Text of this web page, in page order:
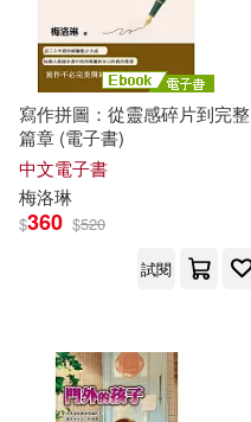
寫作拼圖：從靈感碎片到完整
篇章 (電子書)
中文電子書
梅洛琳
$360 $520
試閱